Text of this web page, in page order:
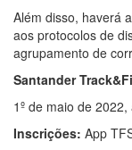
Além disso, haverá
aos protocolos de
agrupamento de
Santander
1º de maio de
Inscrições: App